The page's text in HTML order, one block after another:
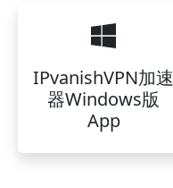
IPvanishVPN加速
器Windows版
App